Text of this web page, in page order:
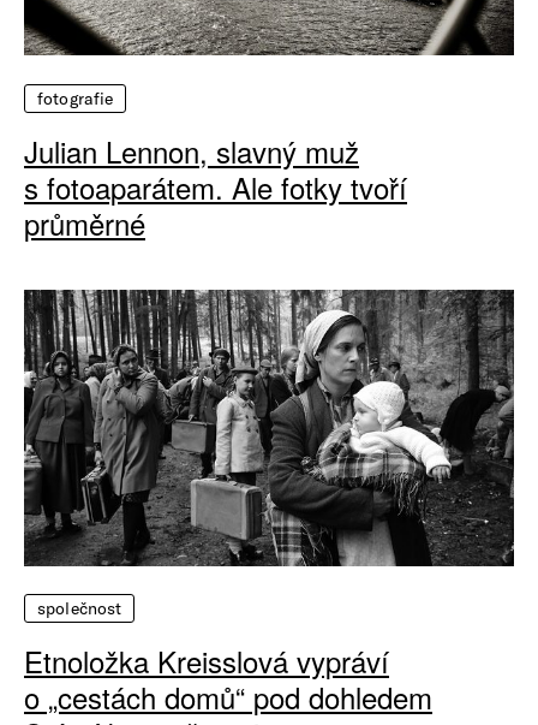
fotografie
Julian Lennon, slavný muž
s fotoaparátem. Ale fotky tvoří
průměrné
společnost
Etnoložka Kreisslová vypráví
o „cestách domů“ pod dohledem